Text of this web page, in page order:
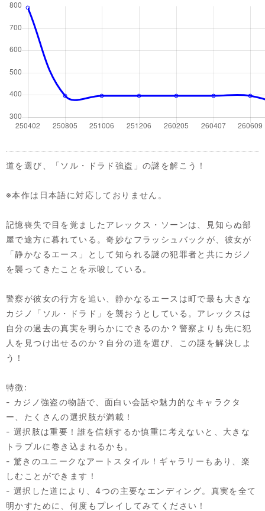
道を選び、「ソル・ドラド強盗」の謎を解こう！
※本作は日本語に対応しておりません。
記憶喪失で目を覚ましたアレックス・ソーンは、見知らぬ部
屋で途方に暮れている。奇妙なフラッシュバックが、彼女が
「静かなるエース」として知られる謎の犯罪者と共にカジノ
を襲ってきたことを示唆している。
警察が彼女の行方を追い、静かなるエースは町で最も大きな
カジノ「ソル・ドラド」を襲おうとしている。アレックスは
自分の過去の真実を明らかにできるのか？警察よりも先に犯
人を見つけ出せるのか？自分の道を選び、この謎を解決しよ
う！
特徴:
- カジノ強盗の物語で、面白い会話や魅力的なキャラクタ
ー、たくさんの選択肢が満載！
- 選択肢は重要！誰を信頼するか慎重に考えないと、大きな
トラブルに巻き込まれるかも。
- 驚きのユニークなアートスタイル！ギャラリーもあり、楽
しむことができます！
- 選択した道により、4つの主要なエンディング。真実を全て
明かすために、何度もプレイしてみてください！